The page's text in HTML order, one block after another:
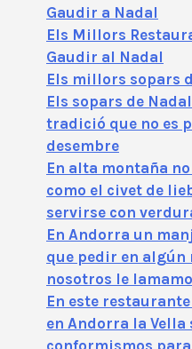
Gaudir a Nadal
Els Millors
Gaudir al Nadal
Els millors sopars
Els sopars de
tradició que no es
desembre
En alta montaña
como el civet de
servirse con
En Andorra un
que pedir en algún
nosotros le
En este
en Andorra la Vella
conformismos